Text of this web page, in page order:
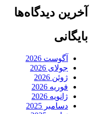
آخرین دیدگاه‌ها
بایگانی
آگوست 2026
جولای 2026
ژوئن 2026
فوریه 2026
ژانویه 2026
دسامبر 2025